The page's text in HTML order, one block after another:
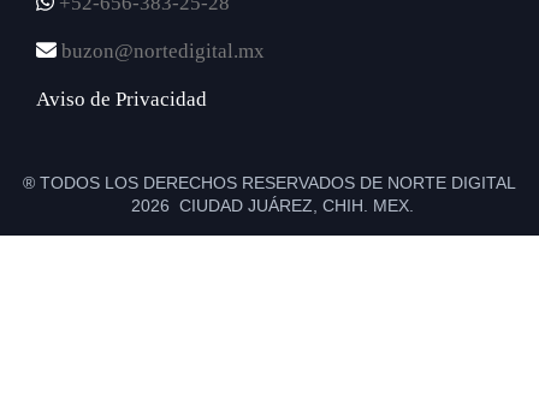
buzon@nortedigital.mx
Aviso de Privacidad
® TODOS LOS DERECHOS RESERVADOS DE NORTE DIGITAL
2026 CIUDAD JUÁREZ, CHIH. MEX.